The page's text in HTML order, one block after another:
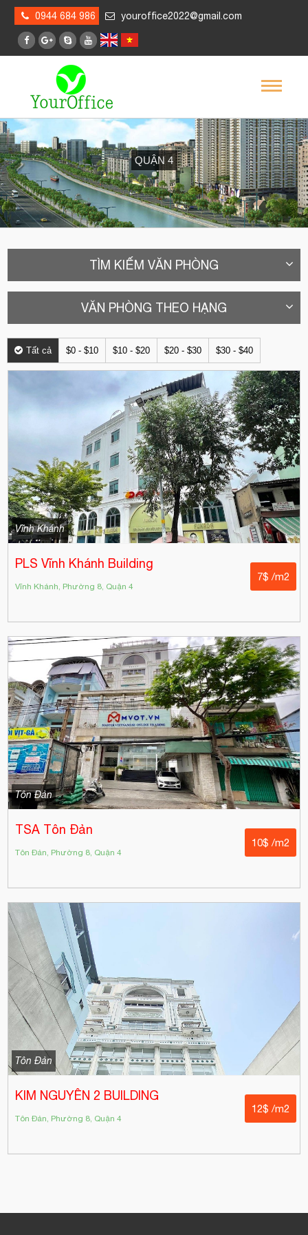
0944 684 986 youroffice2022@gmail.com
QUẬN 4
TÌM KIẾM VĂN PHÒNG
VĂN PHÒNG THEO HẠNG
Tất cả $0 - $10 $10 - $20 $20 - $30 $30 - $40
Vĩnh Khánh
PLS Vĩnh Khánh Building
Vĩnh Khánh, Phường 8, Quận 4
7$ /m2
Tôn Đản
TSA Tôn Đản
Tôn Đản, Phường 8, Quận 4
10$ /m2
Tôn Đản
KIM NGUYÊN 2 BUILDING
Tôn Đản, Phường 8, Quận 4
12$ /m2